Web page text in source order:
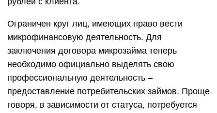
заключения договора лишает кредитора права
требования. Даже через суд. То есть
принудительно вернуть деньги смогут только
легальные компании по выдаче займов.
Уступка права требования возможна только
легальным кредиторам или взыскателям.
Покупатель займа, на момент проведения
данной сделки, должен быть включен в реестр